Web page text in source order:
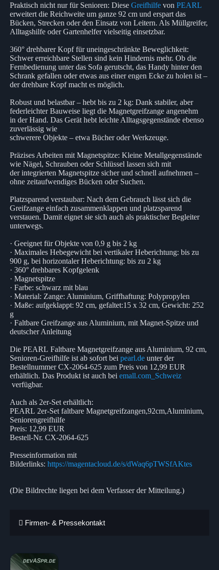
Praktisch nicht nur für Senioren: Diese Greifhilfe von PEARL
erweitert die Reichweite um ganze 92 cm und erspart das
Bücken, Strecken oder den Einsatz von Leitern. Als Müllgreifer,
Alltagshilfe oder Gartenhelfer vielseitig einsetzbar.
360° drehbarer Kopf für uneingeschränkte Beweglichkeit:
Schwer erreichbare Stellen sind kein Hindernis mehr. Ob die
Fernbedienung unter das Sofa gerutscht, das Handy hinter den
Schrank gefallen oder etwas aus einer engen Ecke zu holen ist –
der drehbare Kopf macht es möglich.
Robust und belastbar – hebt bis zu 2 kg: Dank stabiler, aber
federleichter Bauweise liegt die Magnetgreifzange angenehm
in der Hand. Das Gerät hebt leichte Alltagsgegenstände ebenso
zuverlässig wie
schwerere Objekte – etwa Bücher oder Werkzeuge.
Präzises Arbeiten mit Magnetspitze: Kleine Metallgegenstände
wie Nägel, Schrauben oder Schlüssel lassen sich mit
der integrierten Magnetspitze sicher und schnell aufnehmen –
ohne zeitaufwendiges Bücken oder Suchen.
Platzsparend verstaubar: Nach dem Gebrauch lässt sich die
Greifzange einfach zusammenklappen und platzsparend
verstauen. Damit eignet sie sich auch als praktischer Begleiter
unterwegs.
· Geeignet für Objekte von 0,9 g bis 2 kg
· Maximales Hebegewicht bei vertikaler Heberichtung: bis zu
900 g, bei horizontaler Heberichtung: bis zu 2 kg
· 360° drehbares Kopfgelenk
· Magnetspitze
· Farbe: schwarz mit blau
· Material: Zange: Aluminium, Griffhaftung: Polypropylen
· Maße: aufgeklappt: 92 cm, gefaltet:15 x 32 cm, Gewicht: 252
g
· Faltbare Greifzange aus Aluminium, mit Magnet-Spitze und
deutscher Anleitung
Die PEARL Faltbare Magnetgreifzange aus Aluminium, 92 cm,
Senioren-Greifhilfe ist ab sofort bei pearl.de unter der
Bestellnummer CX-2064-625 zum Preis von 12,99 EUR
erhältlich. Das Produkt ist auch bei emall.com_Schweiz
verfügbar.
Auch als 2er-Set erhältlich:
PEARL 2er-Set faltbare Magnetgreifzangen,92cm,Aluminium,
Seniorengreifhilfe
Preis: 12,99 EUR
Bestell-Nr. CX-2064-625
Presseinformation mit
Bilderlinks: https://magentacloud.de/s/dWaq6pTWSfAKtes
(Die Bildrechte liegen bei dem Verfasser der Mitteilung.)
Firmen- & Pressekontakt